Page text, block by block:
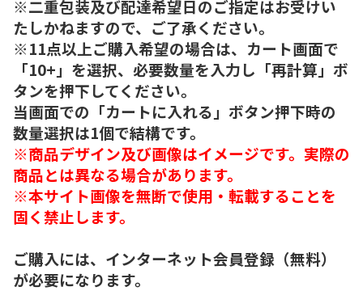
※二重包装及び配達希望日のご指定はお受けい
たしかねますので、ご了承ください。
※11点以上ご購入希望の場合は、カート画面で
「10+」を選択、必要数量を入力し「再計算」ボ
タンを押下してください。
当画面での「カートに入れる」ボタン押下時の
数量選択は1個で結構です。
※商品デザイン及び画像はイメージです。実際の
商品とは異なる場合があります。
※本サイト画像を無断で使用・転載することを
固く禁止します。
ご購入には、インターネット会員登録（無料）
が必要になります。